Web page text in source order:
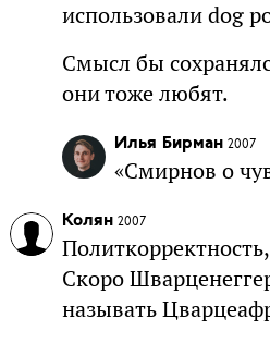
использовали dog
Смысл бы
они тоже любят.
Илья Бирман 2007
«Смирнов о
Колян 2007
Скоро
называть